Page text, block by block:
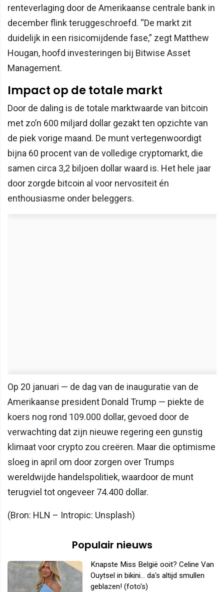
renteverlaging door de Amerikaanse centrale bank in
december flink teruggeschroefd. “De markt zit
duidelijk in een risicomijdende fase,” zegt Matthew
Hougan, hoofd investeringen bij Bitwise Asset
Management.
Impact op de totale markt
Door de daling is de totale marktwaarde van bitcoin
met zo’n 600 miljard dollar gezakt ten opzichte van
de piek vorige maand. De munt vertegenwoordigt
bijna 60 procent van de volledige cryptomarkt, die
samen circa 3,2 biljoen dollar waard is. Het hele jaar
door zorgde bitcoin al voor nervositeit én
enthousiasme onder beleggers.
Op 20 januari — de dag van de inauguratie van de
Amerikaanse president Donald Trump — piekte de
koers nog rond 109.000 dollar, gevoed door de
verwachting dat zijn nieuwe regering een gunstig
klimaat voor crypto zou creëren. Maar die optimisme
sloeg in april om door zorgen over Trumps
wereldwijde handelspolitiek, waardoor de munt
terugviel tot ongeveer 74.400 dollar.
(Bron: HLN – Intropic: Unsplash)
Populair nieuws
Knapste Miss België ooit? Celine Van
Ouytsel in bikini... da's altijd smullen
geblazen! (foto's)